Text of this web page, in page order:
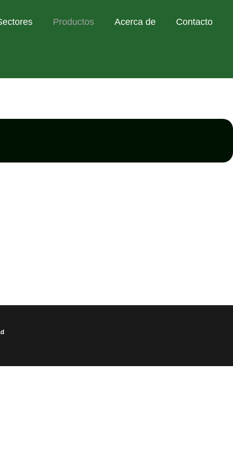
Productos Acerca de Contacto